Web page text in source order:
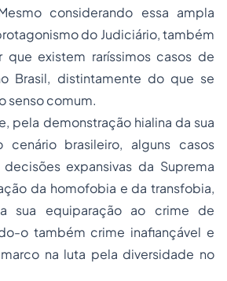
considerando essa ampla
do Judiciário, também
que existem raríssimos casos de
Brasil, distintamente do que se
senso comum.
pela demonstração hialina da sua
cenário brasileiro, alguns casos
expansivas da Suprema
da homofobia e da transfobia,
sua equiparação ao crime de
o também crime inafiançável e
na luta pela diversidade no